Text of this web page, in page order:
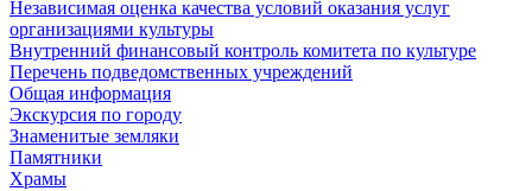
Независимая оценка качества условий оказания услуг
организациями культуры
Внутренний финансовый контроль комитета по культуре
Перечень подведомственных учреждений
Общая информация
Экскурсия по городу
Знаменитые земляки
Памятники
Храмы